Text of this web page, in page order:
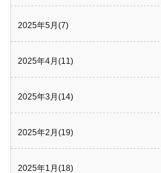
2025年5月(7)
2025年4月(11)
2025年3月(14)
2025年2月(19)
2025年1月(18)